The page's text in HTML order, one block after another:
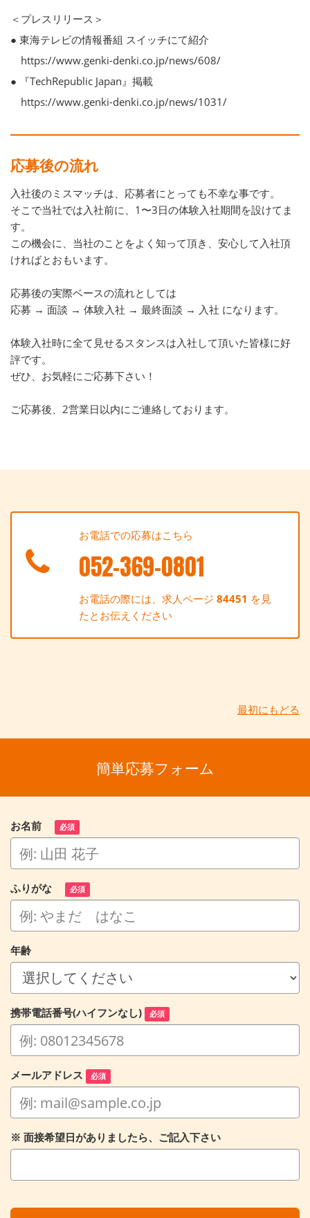
＜プレスリリース＞
● 東海テレビの情報番組 スイッチにて紹介
https://www.genki-denki.co.jp/news/608/
● 『TechRepublic Japan』掲載
https://www.genki-denki.co.jp/news/1031/
応募後の流れ
入社後のミスマッチは、応募者にとっても不幸な事です。
そこで当社では入社前に、1〜3日の体験入社期間を設けてま
す。
この機会に、当社のことをよく知って頂き、安心して入社頂
ければとおもいます。
応募後の実際ベースの流れとしては
応募 → 面談 → 体験入社 → 最終面談 → 入社 になります。
体験入社時に全て見せるスタンスは入社して頂いた皆様に好
評です。
ぜひ、お気軽にご応募下さい！
ご応募後、2営業日以内にご連絡しております。
お電話での応募はこちら
052-369-0801
お電話の際には、求人ページ84451 を見
たとお伝えください
最初にもどる
簡単応募フォーム
お名前 必須
ふりがな 必須
年齢
携帯電話番号(ハイフンなし) 必須
メールアドレス 必須
※ 面接希望日がありましたら、ご記入下さい